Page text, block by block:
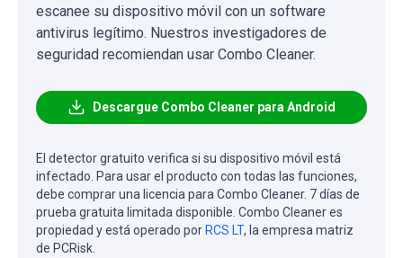
escanee su dispositivo móvil con un software
antivirus legítimo. Nuestros investigadores de
seguridad recomiendan usar Combo Cleaner.
Descargue Combo Cleaner para Android
El detector gratuito verifica si su dispositivo móvil está
infectado. Para usar el producto con todas las funciones,
debe comprar una licencia para Combo Cleaner. 7 días de
prueba gratuita limitada disponible. Combo Cleaner es
propiedad y está operado porRCS LT, la empresa matriz
de PCRisk.